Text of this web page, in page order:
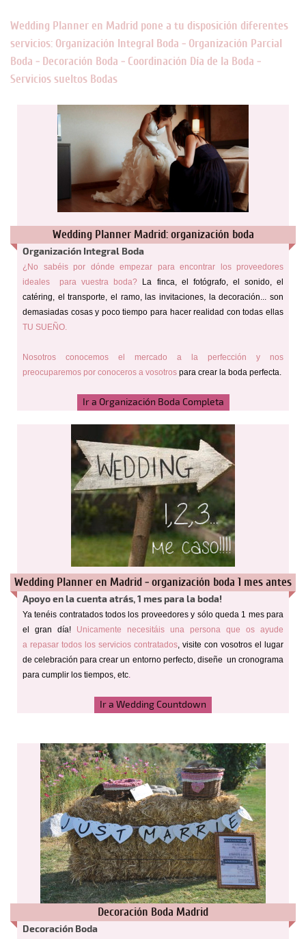
Wedding Planner en Madrid pone a tu disposición diferentes
servicios: Organización Integral Boda - Organización Parcial
Boda - Decoración Boda - Coordinación Día de la Boda -
Servicios sueltos Bodas
Wedding Planner Madrid: organización boda
Organización Integral Boda
¿No sabéis por dónde empezar para encontrar los proveedores
ideales para vuestra boda?
La finca, el fotógrafo, el sonido, el
catéring, el transporte, el ramo, las invitaciones, la decoración... son
demasiadas cosas y poco tiempo para hacer realidad con todas ellas
TU SUEÑO.
Nosotros conocemos el mercado a la perfección y nos
preocuparemos por conoceros a vosotros para crear la boda perfecta.
Ir a Organización Boda Completa
Wedding Planner en Madrid - organización boda 1 mes antes
Apoyo en la cuenta atrás, 1 mes para la boda!
Ya tenéis contratados todos los proveedores y sólo queda 1 mes para
el gran día! Unicamente necesitáis una persona que os ayude
a repasar todos los servicios contratados, visite con vosotros el lugar
de celebración para crear un entorno perfecto, diseñe un cronograma
para cumplir los tiempos, etc.
Ir a Wedding Countdown
Decoración Boda Madrid
Decoración Boda